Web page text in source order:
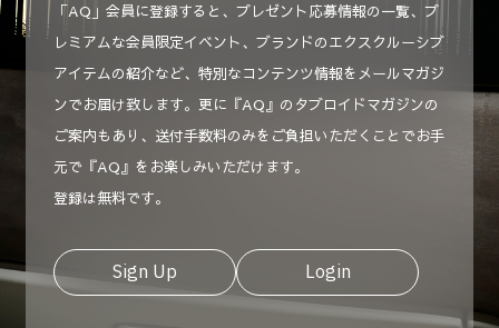
「AQ」会員に登録すると、プレゼント応募情報の一覧、プ
レミアムな会員限定イベント、ブランドのエクスクルーシブ
アイテムの紹介など、特別なコンテンツ情報をメールマガジ
ンでお届け致します。更に『AQ』のタブロイドマガジンの
ご案内もあり、送付手数料のみをご負担いただくことでお手
元で『AQ』をお楽しみいただけます。
登録は無料です。
Sign Up Login